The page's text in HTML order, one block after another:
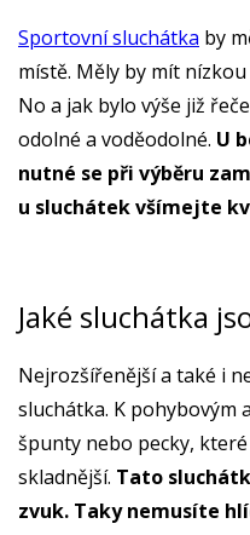
Sportovní sluchátka by
místě. Měly by mít
No a jak bylo výše již
odolné a voděodolné. U
nutné se při výběru
u sluchátek všímejte
Jaké sluchátka
Nejrozšířenější a také i
sluchátka. K pohybovým
špunty nebo pecky,
skladnější. Tato
zvuk. Taky nemusíte